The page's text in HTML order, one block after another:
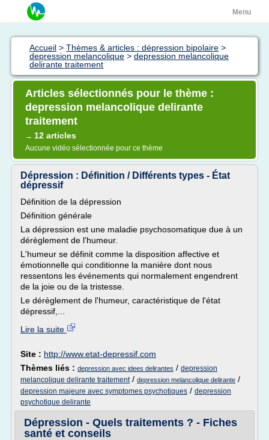
Menu
Accueil > Thèmes & articles : dépression bipolaire >
depression melancolique > depression melancolique
delirante traitement
Articles sélectionnés pour le thème :
depression melancolique delirante
traitement
→ 12 articles
Aucune vidéo sélectionnée pour ce thème
Dépression : Définition / Différents types - État
dépressif
Définition de la dépression
Définition générale
La dépression est une maladie psychosomatique due à un
dérèglement de l'humeur.
L'humeur se définit comme la disposition affective et
émotionnelle qui conditionne la manière dont nous
ressentons les événements qui normalement engendrent
de la joie ou de la tristesse.
Le dérèglement de l'humeur, caractéristique de l'état
dépressif,...
Lire la suite
Site : http://www.etat-depressif.com
Thèmes liés : depression avec idees delirantes / depression
melancolique delirante traitement/ depression melancolique delirante /
depression majeure avec symptomes psychotiques / depression
psychotique delirante
Dépression - Quels traitements ? - Fiches
santé et conseils